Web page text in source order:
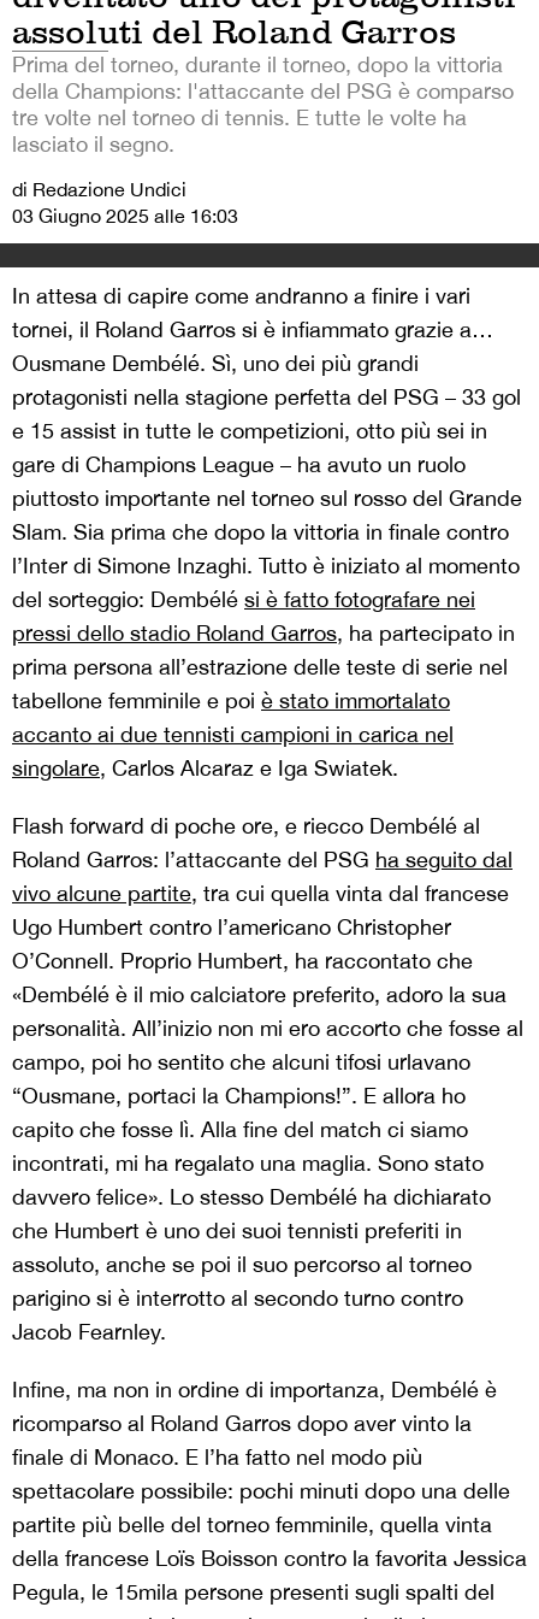
assoluti del Roland Garros
Prima del torneo, durante il torneo, dopo la vittoria
della Champions: l'attaccante del PSG è comparso
tre volte nel torneo di tennis. E tutte le volte ha
lasciato il segno.
di Redazione Undici
03 Giugno 2025 alle 16:03
In attesa di capire come andranno a finire i vari
tornei, il Roland Garros si è infiammato grazie a…
Ousmane Dembélé. Sì, uno dei più grandi
protagonisti nella stagione perfetta del PSG – 33 gol
e 15 assist in tutte le competizioni, otto più sei in
gare di Champions League – ha avuto un ruolo
piuttosto importante nel torneo sul rosso del Grande
Slam. Sia prima che dopo la vittoria in finale contro
l’Inter di Simone Inzaghi. Tutto è iniziato al momento
del sorteggio: Dembélé si è fatto fotografare nei
pressi dello stadio Roland Garros, ha partecipato in
prima persona all’estrazione delle teste di serie nel
tabellone femminile e poi è stato immortalato
accanto ai due tennisti campioni in carica nel
singolare, Carlos Alcaraz e Iga Swiatek.
Flash forward di poche ore, e riecco Dembélé al
Roland Garros: l’attaccante del PSG ha seguito dal
vivo alcune partite, tra cui quella vinta dal francese
Ugo Humbert contro l’americano Christopher
O’Connell. Proprio Humbert, ha raccontato che
«Dembélé è il mio calciatore preferito, adoro la sua
personalità. All’inizio non mi ero accorto che fosse al
campo, poi ho sentito che alcuni tifosi urlavano
“Ousmane, portaci la Champions!”. E allora ho
capito che fosse lì. Alla fine del match ci siamo
incontrati, mi ha regalato una maglia. Sono stato
davvero felice». Lo stesso Dembélé ha dichiarato
che Humbert è uno dei suoi tennisti preferiti in
assoluto, anche se poi il suo percorso al torneo
parigino si è interrotto al secondo turno contro
Jacob Fearnley.
Infine, ma non in ordine di importanza, Dembélé è
ricomparso al Roland Garros dopo aver vinto la
finale di Monaco. E l’ha fatto nel modo più
spettacolare possibile: pochi minuti dopo una delle
partite più belle del torneo femminile, quella vinta
della francese Loïs Boisson contro la favorita Jessica
Pegula, le 15mila persone presenti sugli spalti del